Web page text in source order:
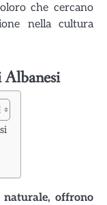
che cercano
nella cultura
offrono